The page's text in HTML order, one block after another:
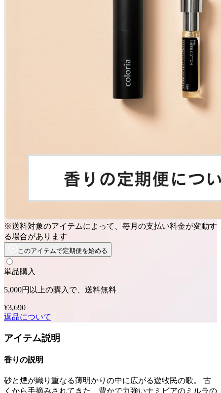
※送料対象のアイテムによって、毎月の支払い料金が変動す
る場合があります
このアイテムで定期便を始める
単品購入
5,000円以上の購入で、送料無料
¥3,690
返品について
アイテム説明
香りの説明
砂と煙が織り重なる薄明かりの中に広がる遊牧民の歌。 古
くから手摘みされてきた、豊かで力強いナミビアのミルラの